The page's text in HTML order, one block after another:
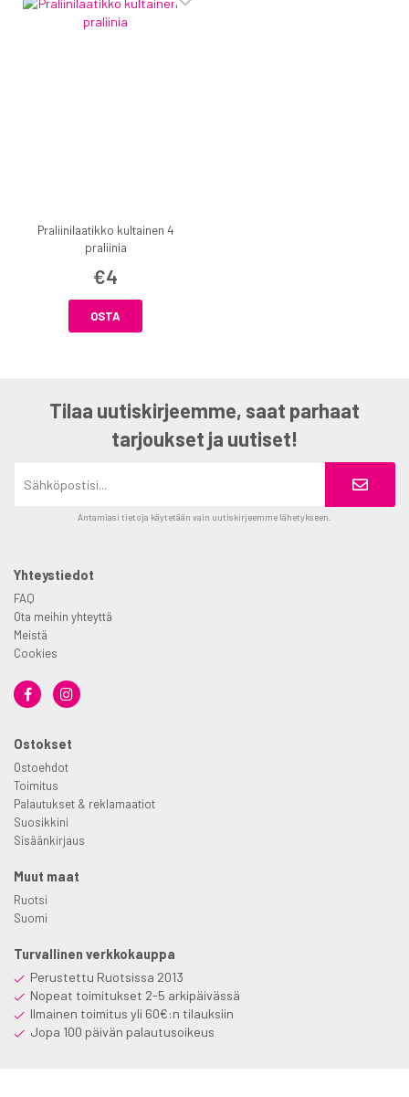
Praliinilaatikko kultainen 4
praliinia
€4
OSTA
Tilaa uutiskirjeemme, saat parhaat
tarjoukset ja uutiset!
Antamiasi tietoja käytetään vain uutiskirjeemme lähetykseen.
Yhteystiedot
FAQ
Ota meihin yhteyttä
Meistä
Cookies
Ostokset
Ostoehdot
Toimitus
Palautukset & reklamaatiot
Suosikkini
Sisäänkirjaus
Muut maat
Ruotsi
Suomi
Turvallinen verkkokauppa
Perustettu Ruotsissa 2013
Nopeat toimitukset 2-5 arkipäivässä
Ilmainen toimitus yli 60€:n tilauksiin
Jopa 100 päivän palautusoikeus